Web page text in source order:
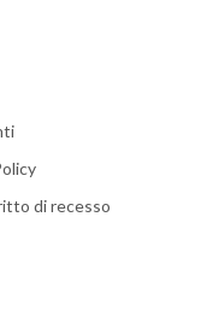
di recesso